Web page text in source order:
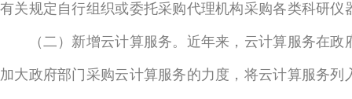
有关规定自行组织或委托采购代理机构采购各类科研仪
（二）新增云计算服务。近年来，云计算服务在政
加大政府部门采购云计算服务的力度，将云计算服务列